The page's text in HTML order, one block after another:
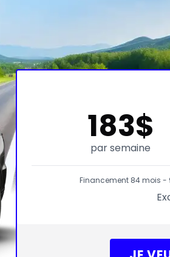
183$
par semaine
Financement 84 mois -